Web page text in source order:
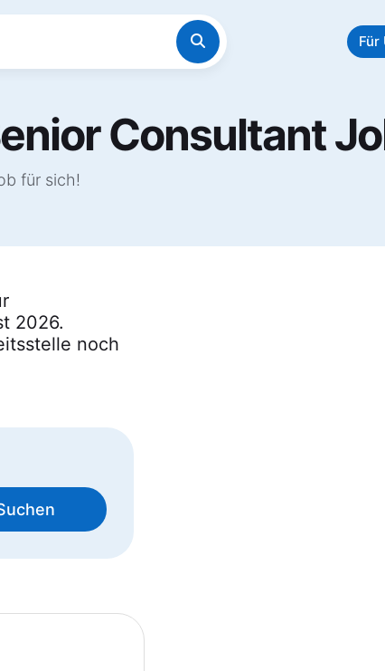
Für
Consultant
für sich!
2026.
noch